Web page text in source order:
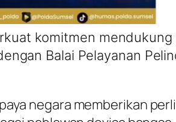
komitmen
Balai Pelayanan
negara memberikan